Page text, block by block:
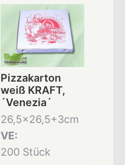
Pizzakarton
weiß KRAFT,
´Venezia´
26,5x26,5+3cm
VE:
200 Stück